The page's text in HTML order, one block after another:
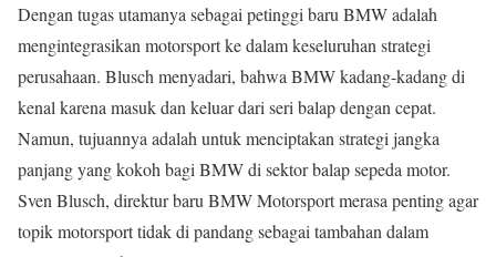
Dengan tugas utamanya sebagai petinggi baru BMW adalah
mengintegrasikan motorsport ke dalam keseluruhan strategi
perusahaan. Blusch menyadari, bahwa BMW kadang-kadang di
kenal karena masuk dan keluar dari seri balap dengan cepat.
Namun, tujuannya adalah untuk menciptakan strategi jangka
panjang yang kokoh bagi BMW di sektor balap sepeda motor.
Sven Blusch, direktur baru BMW Motorsport merasa penting agar
topik motorsport tidak di pandang sebagai tambahan dalam